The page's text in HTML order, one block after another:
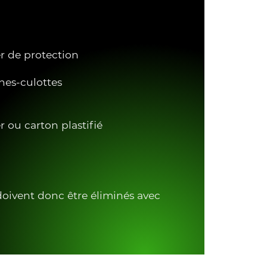
de protection
culottes
ou carton plastifié
donc être éliminés avec